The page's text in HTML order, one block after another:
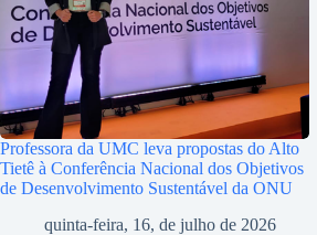
Professora da UMC leva propostas do Alto
Tietê à Conferência Nacional dos Objetivos
de Desenvolvimento Sustentável da ONU
quinta-feira, 16, de julho de 2026